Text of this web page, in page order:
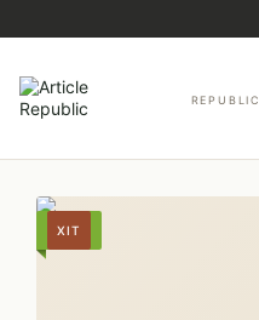
REPUBLIC
ХІТ